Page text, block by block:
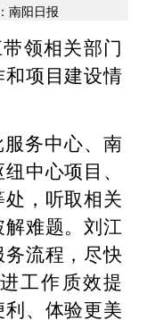
南阳日报
领相关部门
项目建设情
务中心、南
中心项目、
，听取相关
难题。刘江
流程，尽快
工作质效提
、体验更美